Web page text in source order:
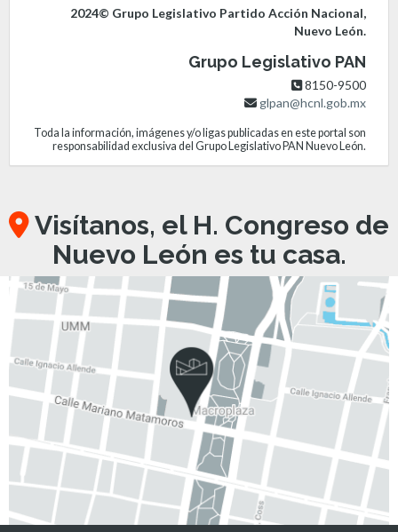
2024© Grupo Legislativo Partido Acción Nacional,
Nuevo León.
Grupo Legislativo PAN
8150-9500
glpan@hcnl.gob.mx
Toda la información, imágenes y/o ligas publicadas en este portal son
responsabilidad exclusiva del Grupo Legislativo PAN Nuevo León.
Visítanos, el H. Congreso de
Nuevo León es tu casa.